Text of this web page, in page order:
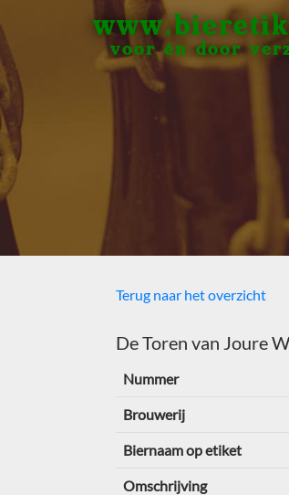
voor én door
Terug naar het overzicht
De Toren van Joure
Nummer
Brouwerij
Biernaam op etiket
Omschrijving